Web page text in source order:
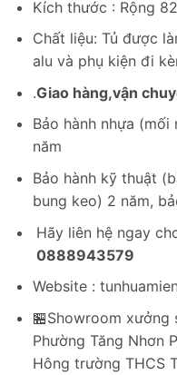
là:
Kích thước : Rộng
Chất liệu: Tủ được
alu và phụ kiện đi
.Giao hàng,vận
Bảo hành nhựa
năm
Bảo hành kỹ thuật
bung keo) 2 năm,
Hãy liên hệ ngay
0888943579
Website :
🏪Showroom xưởng
Phường Tăng Nhơn
Hông trường THCS